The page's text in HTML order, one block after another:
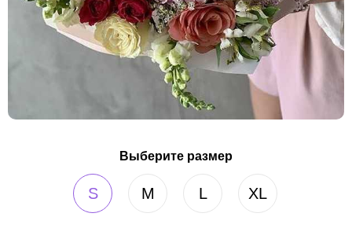
Выберите размер
S M L XL